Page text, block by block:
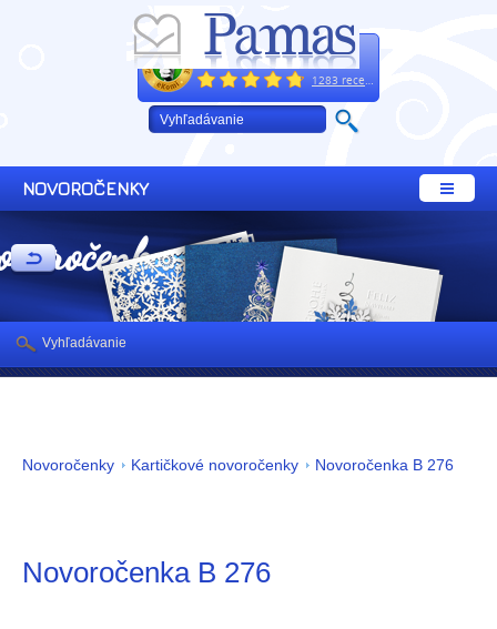
+421 32 64 02 660
Excelentne
1283 recenzií
NOVOROČENKY
Novoročenky Kartičkové novoročenky Novoročenka B 276
Novoročenka B 276
Vyhľadávanie